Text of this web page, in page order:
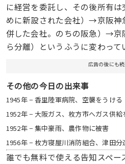
に経営を委託し、その後所有
めに新設された会社）→京阪神
併した会社。のちの阪急）→京
ら分離）というふうに変わって
広告の後にも
その他の今日の出来事
1945年 − 香里陸軍病院、空襲をうける
1952年 − 大阪ガス、枚方市へガス供給
1952年 − 集中豪雨、農作物に被害
1956年 − 枚方寝屋川消防組合、津田分
誰でも無料で使える告知スペー